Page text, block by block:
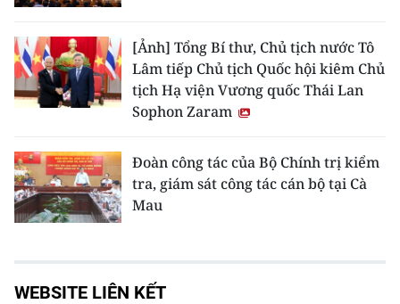
[Ảnh] Tổng Bí thư, Chủ tịch nước Tô
Lâm tiếp Chủ tịch Quốc hội kiêm Chủ
tịch Hạ viện Vương quốc Thái Lan
Sophon Zaram
Đoàn công tác của Bộ Chính trị kiểm
tra, giám sát công tác cán bộ tại Cà
Mau
WEBSITE LIÊN KẾT